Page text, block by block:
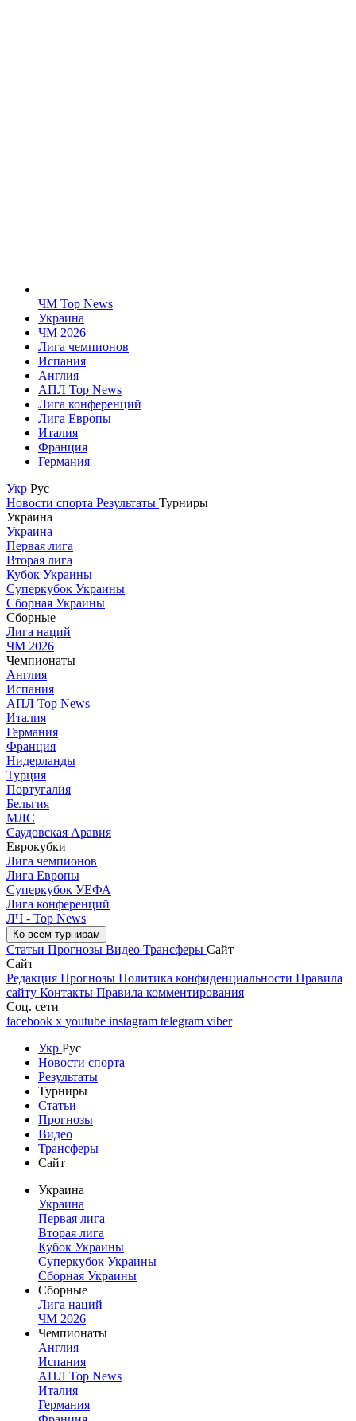
ЧМ Top News
Украина
ЧМ 2026
Лига чемпионов
Испания
Англия
АПЛ Top News
Лига конференций
Лига Европы
Италия
Франция
Германия
Укр Рус
Новости спорта Результаты Турниры
Украина
Украина
Первая лига
Вторая лига
Кубок Украины
Суперкубок Украины
Сборная Украины
Сборные
Лига наций
ЧМ 2026
Чемпионаты
Англия
Испания
АПЛ Top News
Италия
Германия
Франция
Нидерланды
Турция
Португалия
Бельгия
МЛС
Саудовская Аравия
Еврокубки
Лига чемпионов
Лига Европы
Суперкубок УЕФА
Лига конференций
ЛЧ - Top News
Ко всем турнирам
Статьи Прогнозы Видео Трансферы Сайт
Сайт
Редакция Прогнозы Политика конфиденциальности Правила
сайту Контакты Правила комментирования
Соц. сети
facebook x youtube instagram telegram viber
Укр Рус
Новости спорта
Результаты
Турниры
Статьи
Прогнозы
Видео
Трансферы
Сайт
Украина
Украина
Первая лига
Вторая лига
Кубок Украины
Суперкубок Украины
Сборная Украины
Сборные
Лига наций
ЧМ 2026
Чемпионаты
Англия
Испания
АПЛ Top News
Италия
Германия